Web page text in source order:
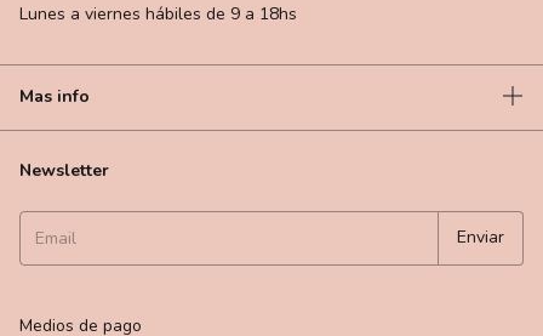
Lunes a viernes hábiles de 9 a 18hs
Mas info
Newsletter
Medios de pago